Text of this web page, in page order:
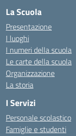
La Scuola
Presentazione
I luoghi
I numeri della scuola
Le carte della scuola
Organizzazione
La storia
I Servizi
Personale scolastico
Famiglie e studenti